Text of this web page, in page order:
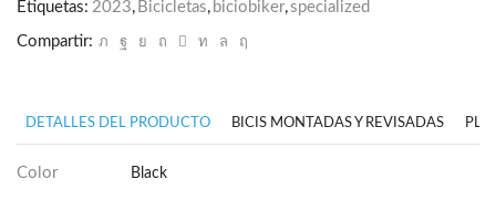
Etiquetas: 2023, Bicicletas, biciobiker,specialized
Compartir:
DETALLES DEL PRODUCTO BICIS MONTADAS Y REVISADAS
Color Black